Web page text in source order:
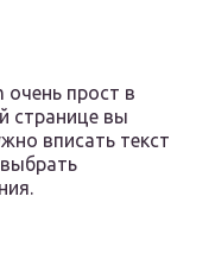
прост в
странице вы
вписать текст